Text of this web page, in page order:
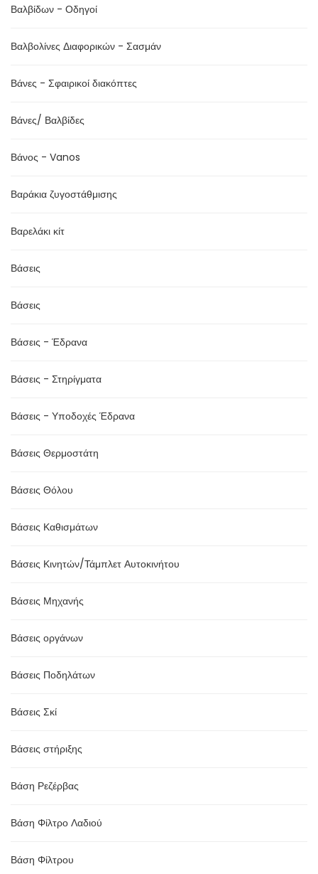
Βαλβίδων - Οδηγοί
Βαλβολίνες Διαφορικών - Σασμάν
Βάνες - Σφαιρικοί διακόπτες
Βάνες/ Βαλβίδες
Βάνος - Vanos
Βαράκια ζυγοστάθμισης
Βαρελάκι κίτ
Βάσεις
Βάσεις
Βάσεις - Έδρανα
Βάσεις - Στηρίγματα
Βάσεις - Υποδοχές Έδρανα
Βάσεις Θερμοστάτη
Βάσεις Θόλου
Βάσεις Καθισμάτων
Βάσεις Κινητών/Τάμπλετ Αυτοκινήτου
Βάσεις Μηχανής
Βάσεις οργάνων
Βάσεις Ποδηλάτων
Βάσεις Σκί
Βάσεις στήριξης
Βάση Ρεζέρβας
Βάση Φίλτρο Λαδιού
Βάση Φίλτρου